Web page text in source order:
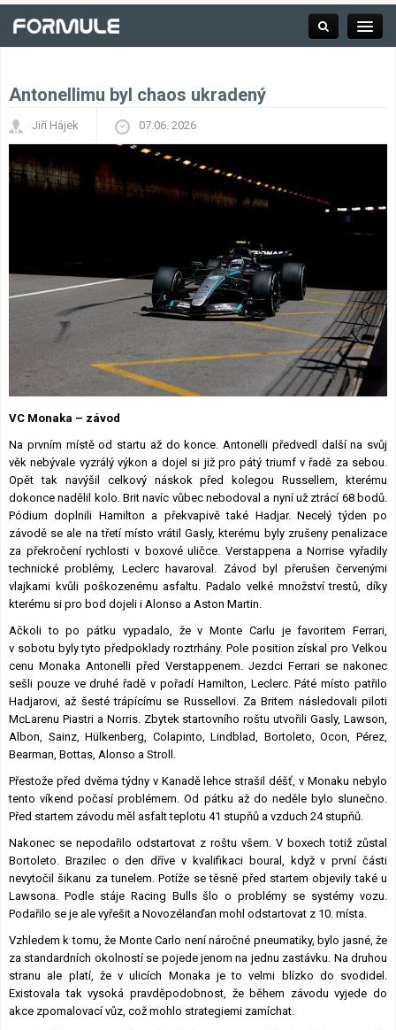
Kalendář F1
Výsledky F1
Týmy a jezdci F1
Okruhy F1
Antonellimu byl chaos ukradený
Jiří Hájek 07.06. 2026
VC Monaka – závod
Na prvním místě od startu až do konce. Antonelli předvedl další na svůj
věk nebývale vyzrálý výkon a dojel si již pro pátý triumf v řadě za sebou.
Opět tak navýšil celkový náskok před kolegou Russellem, kterému
dokonce nadělil kolo. Brit navíc vůbec nebodoval a nyní už ztrácí 68 bodů.
Pódium doplnili Hamilton a překvapivě také Hadjar. Necelý týden po
závodě se ale na třetí místo vrátil Gasly, kterému byly zrušeny penalizace
za překročení rychlosti v boxové uličce. Verstappena a Norrise vyřadily
technické problémy, Leclerc havaroval. Závod byl přerušen červenými
vlajkami kvůli poškozenému asfaltu. Padalo velké množství trestů, díky
kterému si pro bod dojeli i Alonso a Aston Martin.
Ačkoli to po pátku vypadalo, že v Monte Carlu je favoritem Ferrari,
v sobotu byly tyto předpoklady roztrhány. Pole position získal pro Velkou
cenu Monaka Antonelli před Verstappenem. Jezdci Ferrari se nakonec
sešli pouze ve druhé řadě v pořadí Hamilton, Leclerc. Páté místo patřilo
Hadjarovi, až šesté trápícímu se Russellovi. Za Britem následovali piloti
McLarenu Piastri a Norris. Zbytek startovního roštu utvořili Gasly, Lawson,
Albon, Sainz, Hülkenberg, Colapinto, Lindblad, Bortoleto, Ocon, Pérez,
Bearman, Bottas, Alonso a Stroll.
Přestože před dvěma týdny v Kanadě lehce strašil déšť, v Monaku nebylo
tento víkend počasí problémem. Od pátku až do neděle bylo slunečno.
Před startem závodu měl asfalt teplotu 41 stupňů a vzduch 24 stupňů.
Nakonec se nepodařilo odstartovat z roštu všem. V boxech totiž zůstal
Bortoleto. Brazilec o den dříve v kvalifikaci boural, když v první části
nevytočil šikanu za tunelem. Potíže se těsně před startem objevily také u
Lawsona. Podle stáje Racing Bulls šlo o problémy se systémy vozu.
Podařilo se je ale vyřešit a Novozélanďan mohl odstartovat z 10. místa.
Vzhledem k tomu, že Monte Carlo není náročné pneumatiky, bylo jasné, že
za standardních okolností se pojede jenom na jednu zastávku. Na druhou
stranu ale platí, že v ulicích Monaka je to velmi blízko do svodidel.
Existovala tak vysoká pravděpodobnost, že během závodu vyjede do
akce zpomalovací vůz, což mohlo strategiemi zamíchat.